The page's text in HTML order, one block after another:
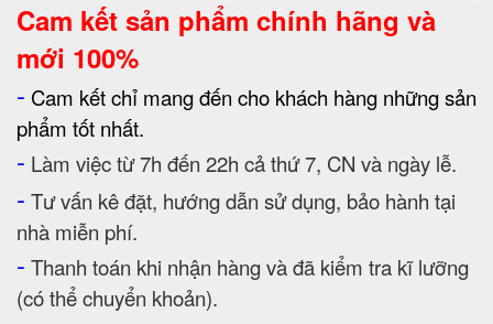
Cam kết sản phẩm chính hãng và
mới 100%
- Cam kết chỉ mang đến cho khách hàng những sản
phẩm tốt nhất.
- Làm việc từ 7h đến 22h cả thứ 7, CN và ngày lễ.
- Tư vấn kê đặt, hướng dẫn sử dụng, bảo hành tại
nhà miễn phí.
- Thanh toán khi nhận hàng và đã kiểm tra kĩ lưỡng
(có thể chuyển khoản).